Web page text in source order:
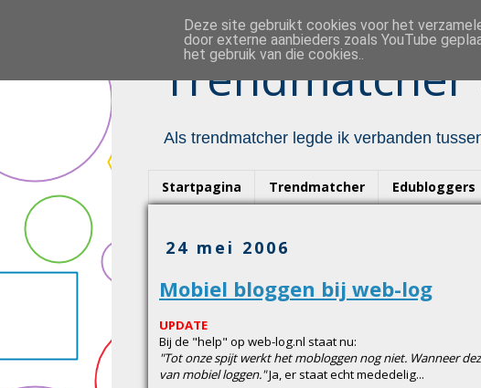
Trendmatcher
Als trendmatcher legde ik verbanden
Startpagina Trendmatcher Edubloggers
24 mei 2006
Mobiel bloggen bij web-log
UPDATE
Bij de "help" op web-log.nl staat nu:
"Tot onze spijt werkt het mobloggen nog niet. Wanneer
van mobiel loggen."Ja, er staat echt mededelig...
Deze site gebruikt cookies voor het
door externe aanbieders zoals YouTube
het gebruik van die cookies..